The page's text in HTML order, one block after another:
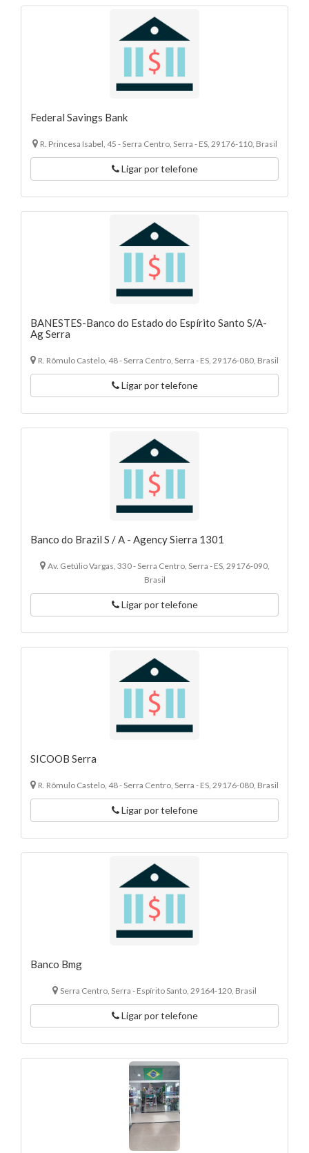
Federal Savings Bank
R. Princesa Isabel, 45 - Serra Centro, Serra - ES, 29176-110, Brasil
Ligar por telefone
BANESTES-Banco do Estado do Espírito Santo S/A-
Ag Serra
R. Rômulo Castelo, 48 - Serra Centro, Serra - ES, 29176-080, Brasil
Ligar por telefone
Banco do Brazil S / A - Agency Sierra 1301
Av. Getúlio Vargas, 330 - Serra Centro, Serra - ES, 29176-090,
Brasil
Ligar por telefone
SICOOB Serra
R. Rômulo Castelo, 48 - Serra Centro, Serra - ES, 29176-080, Brasil
Ligar por telefone
Banco Bmg
Serra Centro, Serra - Espírito Santo, 29164-120, Brasil
Ligar por telefone